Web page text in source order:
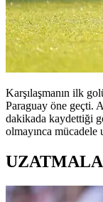
Karşılaşmanın ilk
Paraguay öne geçti.
dakikada kaydettiği
olmayınca mücadele